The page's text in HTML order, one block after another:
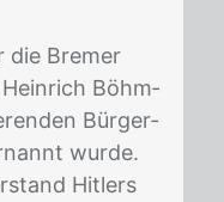
die Bre­mer
Hein­rich Böhm­
Bür­ger­
wur­de.
Hit­lers